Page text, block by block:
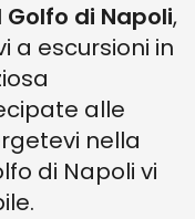
di Napoli,
a escursioni in
alle
nella
di Napoli vi